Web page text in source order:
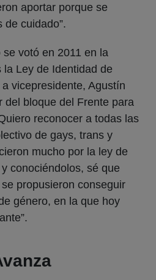
aportar porque se
de cuidado”.
votó en 2011 en la
Ley de Identidad de
vicepresidente, Agustín
del bloque del Frente para
reconocer a todas las
de gays, trans y
mucho por la ley de
conociéndolos, sé que
propusieron conseguir
género, en la que hoy